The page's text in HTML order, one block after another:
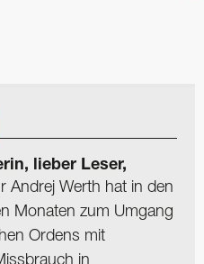
lieber Leser,
Andrej Werth hat in den
Monaten zum Umgang
Ordens mit
in